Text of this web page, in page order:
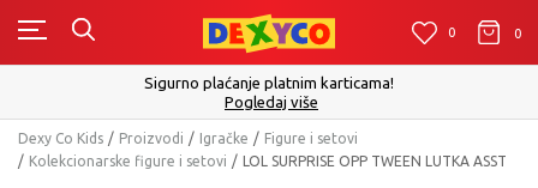
0 0
plaćanje platnim karticama!
Click&Collect - Platite
Dexy Co Kids Proizvodi Igračke
Figure i setovi
Kolekcionarske figure i setovi
LOL SURPRISE OPP TWEEN LUTKA ASST